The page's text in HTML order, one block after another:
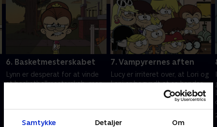
Samtykke Detaljer Om
6. Basketmesterskabet
Lynn er desperat for at vinde
et basketballmesterskab, men
7. Vampyrernes aften
Lucy er irriteret over, at Lori og
Leni er begyndt at se hendes
vampyrshow på grund af en ny